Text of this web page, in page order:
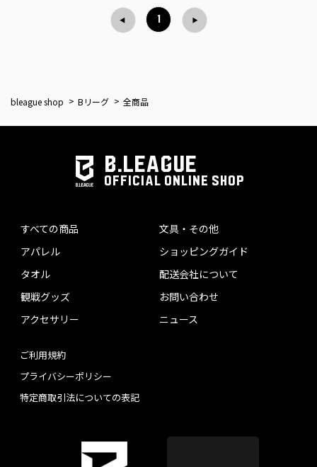
1
bleague shop Bリーグ 全商品
B.LEAGUE
OFFICIAL ONLINE SHOP
すべての商品
アパレル
タオル
観戦グッズ
アクセサリー
文具・その他
ショッピングガイド
配送会社について
お問い合わせ
ニュース
ご利用規約
プライバシーポリシー
特定商取引法についての表記